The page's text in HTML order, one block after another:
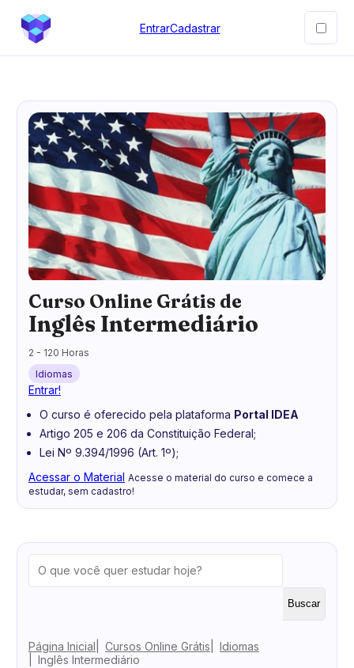
EntrarCadastrar
Curso Online Grátis de
Inglês Intermediário
2 - 120 Horas
Idiomas
Entrar!
O curso é oferecido pela plataforma Portal IDEA
Artigo 205 e 206 da Constituição Federal;
Lei Nº 9.394/1996 (Art. 1º);
Acessar o Material Acesse o material do curso e comece a
estudar, sem cadastro!
Buscar
Página Inicial Cursos Online Grátis
Idiomas
Inglês Intermediário